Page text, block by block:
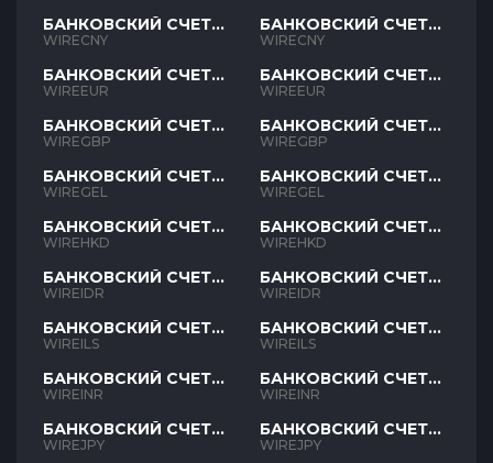
БАНКОВСКИЙ СЧЕТ
CNY
WIRECNY
БАНКОВСКИЙ СЧЕТ
EUR
WIREEUR
БАНКОВСКИЙ СЧЕТ
GBP
WIREGBP
БАНКОВСКИЙ СЧЕТ
GEL
WIREGEL
БАНКОВСКИЙ СЧЕТ
HKD
WIREHKD
БАНКОВСКИЙ СЧЕТ
IDR
WIREIDR
БАНКОВСКИЙ СЧЕТ
ILS
WIREILS
БАНКОВСКИЙ СЧЕТ
INR
WIREINR
БАНКОВСКИЙ СЧЕТ
JPY
WIREJPY
БАНКОВСКИЙ СЧЕТ
CNY
WIRECNY
БАНКОВСКИЙ СЧЕТ
EUR
WIREEUR
БАНКОВСКИЙ СЧЕТ
GBP
WIREGBP
БАНКОВСКИЙ СЧЕТ
GEL
WIREGEL
БАНКОВСКИЙ СЧЕТ
HKD
WIREHKD
БАНКОВСКИЙ СЧЕТ
IDR
WIREIDR
БАНКОВСКИЙ СЧЕТ
ILS
WIREILS
БАНКОВСКИЙ СЧЕТ
INR
WIREINR
БАНКОВСКИЙ СЧЕТ
JPY
WIREJPY